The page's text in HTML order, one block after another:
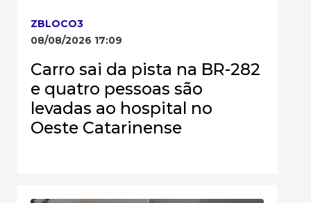
ZBLOCO3
08/08/2026 17:09
Carro sai da pista na BR-282
e quatro pessoas são
levadas ao hospital no
Oeste Catarinense